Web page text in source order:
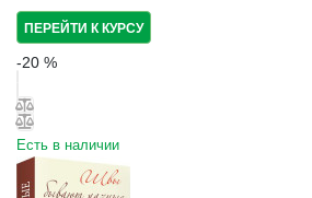
ПЕРЕЙТИ К КУРСУ
-20 %
Есть в наличии